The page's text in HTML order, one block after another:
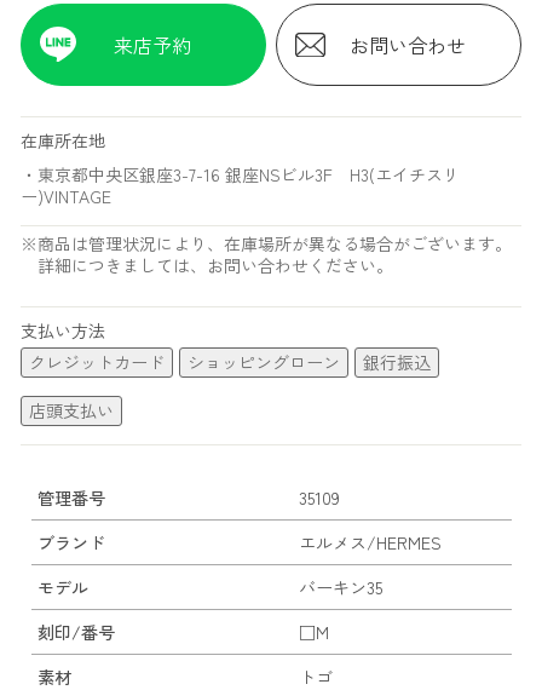
来店予約 お問い合わせ
在庫所在地
・東京都中央区銀座3-7-16 銀座NSビル3F H3(エイチスリ
ー)VINTAGE
※商品は管理状況により、在庫場所が異なる場合がございます。
詳細につきましては、お問い合わせください。
支払い方法
クレジットカード
ショッピングローン
銀行振込
店頭支払い
管理番号
35109
ブランド
エルメス/HERMES
モデル
バーキン35
刻印/番号
□M
素材
トゴ